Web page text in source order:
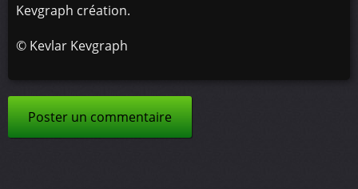
Kevgraph création.
© Kevlar Kevgraph
Poster un commentaire